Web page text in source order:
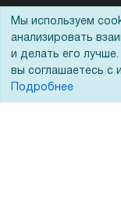
Бренды
ЭДО
Мы используем
анализировать
и делать его
вы соглашаетесь с
Подробнее